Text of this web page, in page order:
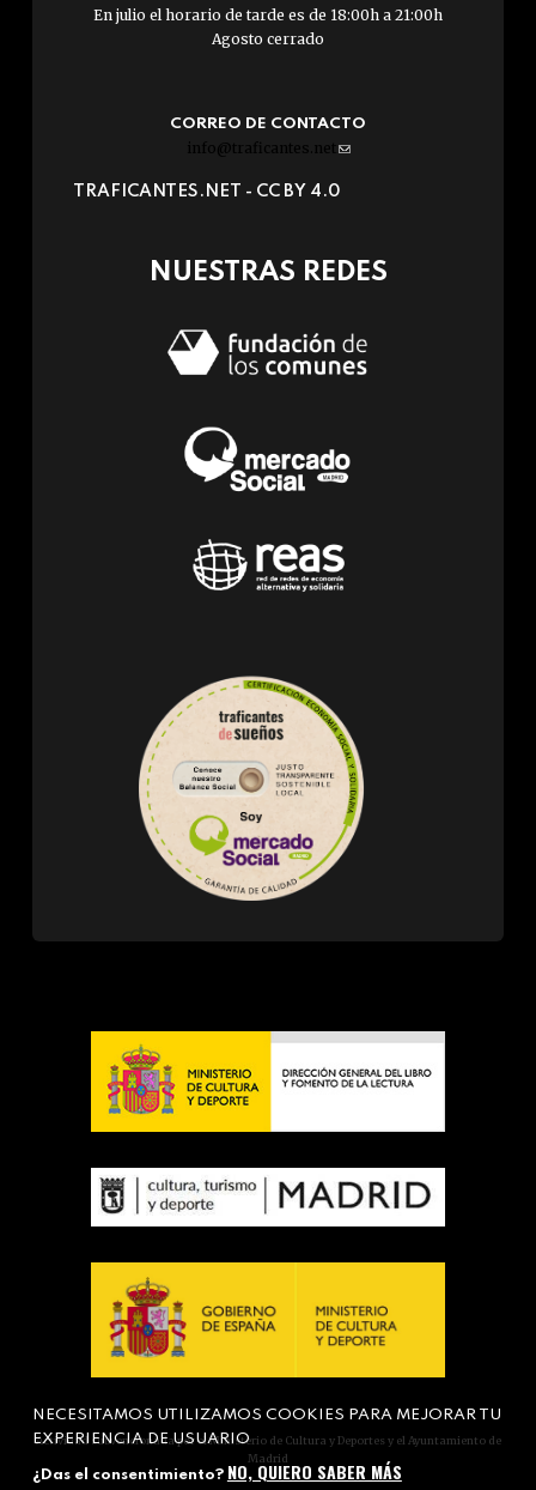
En julio el horario de tarde es de 18:00h a 21:00h
Agosto cerrado
CORREO DE CONTACTO
info@traficantes.net (link
e-
TRAFICANTES.NET - CC BY 4.0
NUESTRAS REDES
Actividad subvencionada por el Ministerio de Cultura y Deportes y el Ayuntamiento de
Madrid
NECESITAMOS UTILIZAMOS COOKIES PARA MEJORAR TU
EXPERIENCIA DE USUARIO
¿Das el consentimiento? NO, QUIERO SABER MÁS